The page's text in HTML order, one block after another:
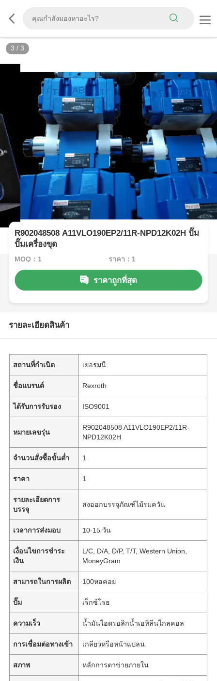
3 / 3
R902048508 A11VLO190EP2/11R-NPD12K02H ปั๊ม
ปั๊มเครื่องขุด
MOQ：1 ราคา：1
ราคาถูกที่สุด
รายละเอียดสินค้า
สถานที่กำเนิด เยอรมนี
ชื่อแบรนด์ Rexroth
ได้รับการรับรอง ISO9001
หมายเลขรุ่น
R902048508 A11VLO190EP2/11R-
NPD12K02H
จำนวนสั่งซื้อขั้นต่ำ 1
ราคา 1
รายละเอียดการ
บรรจุ
ส่งออกบรรจุภัณฑ์ไม้รมควัน
เวลาการส่งมอบ 10-15 วัน
เงื่อนไขการชำระ
เงิน
L/C, D/A, D/P, T/T, Western Union,
MoneyGram
สามารถในการผลิต 100หอคอย
ปั๊ม เร็กซ์โรธ
ความเร็ว น้ำมันไฮดรอลิกน้ำเอทิลีนไกลคอล
การเชื่อมต่อทางเข้า เกลียวหรือหน้าแปลน
สภาพ หลักการตาข่ายภายใน